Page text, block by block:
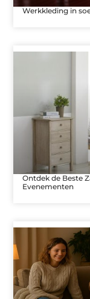
Werkkleding in
Ontdek de Beste
Evenementen